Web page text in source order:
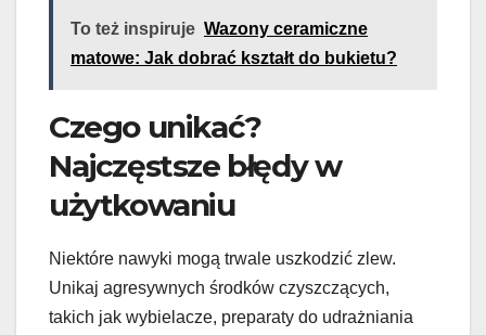
To też inspiruje Wazony ceramiczne
matowe: Jak dobrać kształt do bukietu?
Czego unikać?
Najczęstsze błędy w
użytkowaniu
Niektóre nawyki mogą trwale uszkodzić zlew.
Unikaj agresywnych środków czyszczących,
takich jak wybielacze, preparaty do udrażniania